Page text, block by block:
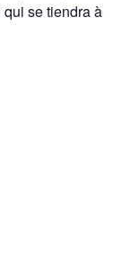
se tiendra à